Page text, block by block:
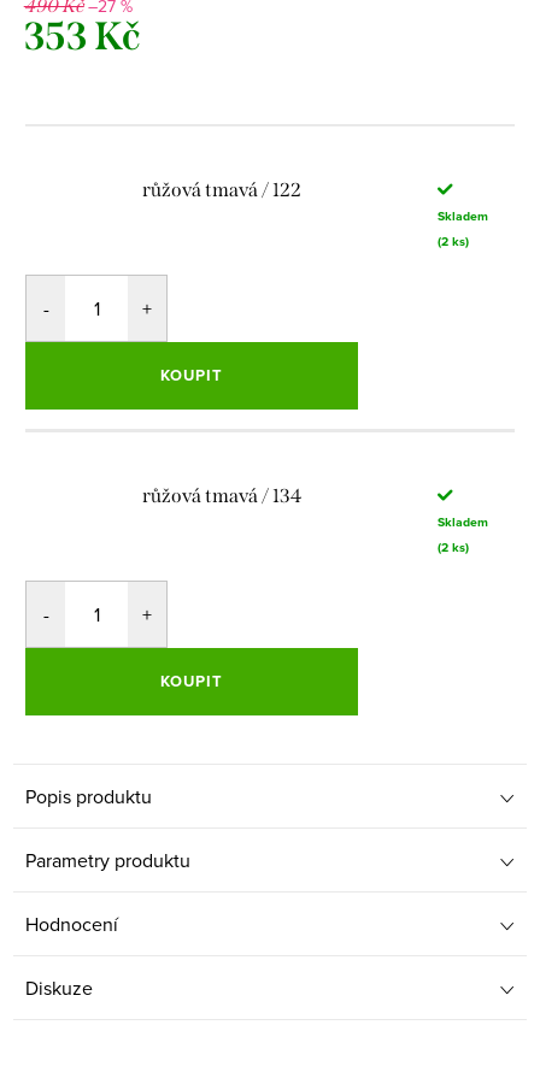
490 Kč–27 %
353 Kč
růžová tmavá / 122
Skladem
(2 ks)
KOUPIT
růžová tmavá / 134
Skladem
(2 ks)
KOUPIT
Popis produktu
Parametry produktu
Hodnocení
Diskuze